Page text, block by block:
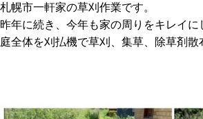
札幌市一軒家の草刈作業です。
昨年に続き、今年も家の周りをキレイに
庭全体を刈払機で草刈、集草、除草剤